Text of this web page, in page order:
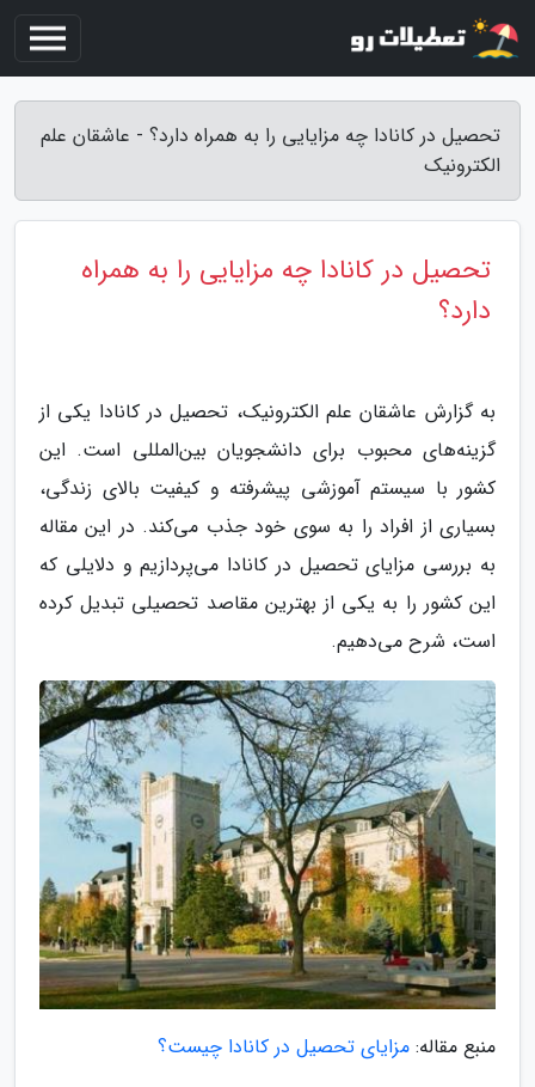
تحصیل در کانادا چه مزایایی را به همراه دارد؟ - عاشقان علم
الکترونیک
تحصیل در کانادا چه مزایایی را به همراه
دارد؟
به گزارش عاشقان علم الکترونیک، تحصیل در کانادا یکی از
گزینه‌های محبوب برای دانشجویان بین‌المللی است. این
کشور با سیستم آموزشی پیشرفته و کیفیت بالای زندگی،
بسیاری از افراد را به سوی خود جذب می‌کند. در این مقاله
به بررسی مزایای تحصیل در کانادا می‌پردازیم و دلایلی که
این کشور را به یکی از بهترین مقاصد تحصیلی تبدیل کرده
است، شرح می‌دهیم.
منبع مقاله: مزایای تحصیل در کانادا چیست؟